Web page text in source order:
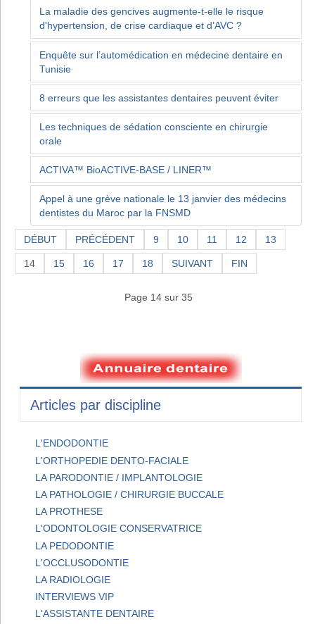
La maladie des gencives augmente-t-elle le risque
d'hypertension, de crise cardiaque et d’AVC ?
Enquête sur l’automédication en médecine dentaire en
Tunisie
8 erreurs que les assistantes dentaires peuvent éviter
Les techniques de sédation consciente en chirurgie
orale
ACTIVA™ BioACTIVE-BASE / LINER™
Appel à une grève nationale le 13 janvier des médecins
dentistes du Maroc par la FNSMD
DÉBUT PRÉCÉDENT 9 10 11 12 13
14 15 16 17 18 SUIVANT FIN
Page 14 sur 35
Articles par discipline
L'ENDODONTIE
L'ORTHOPEDIE DENTO-FACIALE
LA PARODONTIE / IMPLANTOLOGIE
LA PATHOLOGIE / CHIRURGIE BUCCALE
LA PROTHESE
L'ODONTOLOGIE CONSERVATRICE
LA PEDODONTIE
L'OCCLUSODONTIE
LA RADIOLOGIE
INTERVIEWS VIP
L'ASSISTANTE DENTAIRE